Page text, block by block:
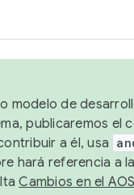
de
publicaremos el
a él, usa
hará referencia a
Cambios en el